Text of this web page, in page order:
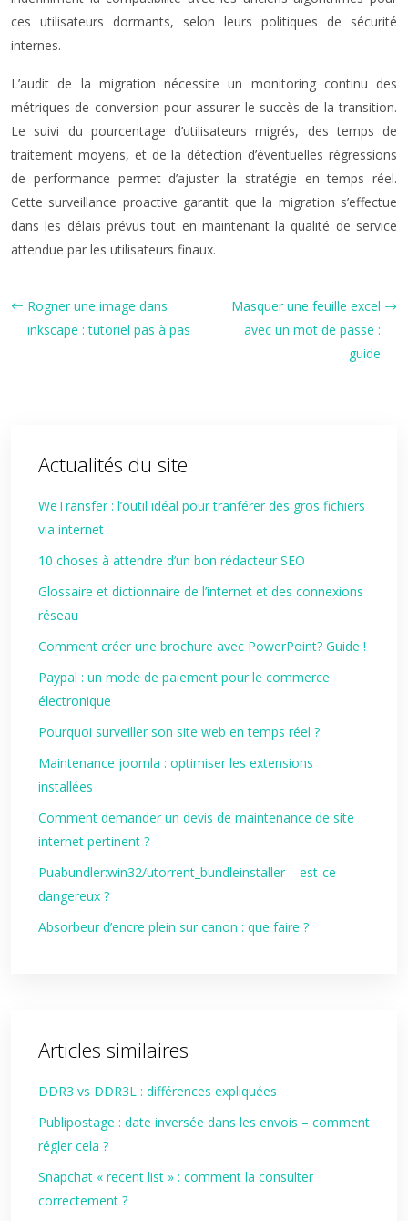
ces utilisateurs dormants, selon leurs politiques de sécurité
internes.
L’audit de la migration nécessite un monitoring continu des
métriques de conversion pour assurer le succès de la transition.
Le suivi du pourcentage d’utilisateurs migrés, des temps de
traitement moyens, et de la détection d’éventuelles régressions
de performance permet d’ajuster la stratégie en temps réel.
Cette surveillance proactive garantit que la migration s’effectue
dans les délais prévus tout en maintenant la qualité de service
attendue par les utilisateurs finaux.
Rogner une image dans
inkscape : tutoriel pas à pas
Masquer une feuille excel
avec un mot de passe :
guide
Actualités du site
WeTransfer : l’outil idéal pour tranférer des gros fichiers
via internet
10 choses à attendre d’un bon rédacteur SEO
Glossaire et dictionnaire de l’internet et des connexions
réseau
Comment créer une brochure avec PowerPoint? Guide !
Paypal : un mode de paiement pour le commerce
électronique
Pourquoi surveiller son site web en temps réel ?
Maintenance joomla : optimiser les extensions
installées
Comment demander un devis de maintenance de site
internet pertinent ?
Puabundler:win32/utorrent_bundleinstaller – est‑ce
dangereux ?
Absorbeur d’encre plein sur canon : que faire ?
Articles similaires
DDR3 vs DDR3L : différences expliquées
Publipostage : date inversée dans les envois – comment
régler cela ?
Snapchat « recent list » : comment la consulter
correctement ?